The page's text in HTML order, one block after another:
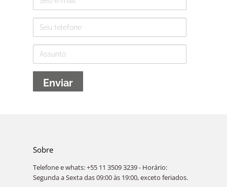
mail
Telefone
Assunto
Sobre
Telefone e whats: +55 11 3509 3239 - Horário:
Segunda a Sexta das 09:00 às 19:00, exceto feriados.